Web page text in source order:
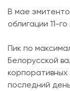
В мае
облигации 11-
Пик по
Белорусской
последний